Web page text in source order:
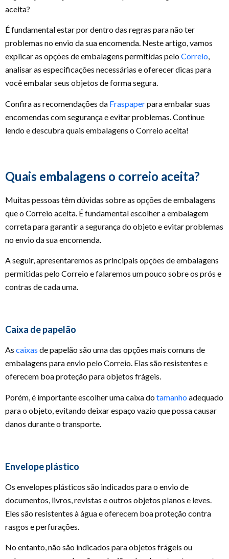
aceita?
É fundamental estar por dentro das regras para não ter
problemas no envio da sua encomenda. Neste artigo, vamos
explicar as opções de embalagens permitidas peloCorreio,
analisar as especificações necessárias e oferecer dicas para
você embalar seus objetos de forma segura.
Confira as recomendações da Fraspaperpara embalar suas
encomendas com segurança e evitar problemas. Continue
lendo e descubra quais embalagens o Correio aceita!
Quais embalagens o correio aceita?
Muitas pessoas têm dúvidas sobre as opções de embalagens
que o Correio aceita. É fundamental escolher a embalagem
correta para garantir a segurança do objeto e evitar problemas
no envio da sua encomenda.
A seguir, apresentaremos as principais opções de embalagens
permitidas pelo Correio e falaremos um pouco sobre os prós e
contras de cada uma.
Caixa de papelão
As caixas de papelão são uma das opções mais comuns de
embalagens para envio pelo Correio. Elas são resistentes e
oferecem boa proteção para objetos frágeis.
Porém, é importante escolher uma caixa dotamanhoadequado
para o objeto, evitando deixar espaço vazio que possa causar
danos durante o transporte.
Envelope plástico
Os envelopes plásticos são indicados para o envio de
documentos, livros, revistas e outros objetos planos e leves.
Eles são resistentes à água e oferecem boa proteção contra
rasgos e perfurações.
No entanto, não são indicados para objetos frágeis ou